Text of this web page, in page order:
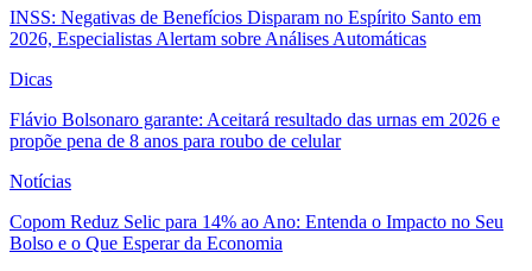
INSS: Negativas de Benefícios Disparam no Espírito Santo em
2026, Especialistas Alertam sobre Análises Automáticas
Dicas
Flávio Bolsonaro garante: Aceitará resultado das urnas em 2026 e
propõe pena de 8 anos para roubo de celular
Notícias
Copom Reduz Selic para 14% ao Ano: Entenda o Impacto no Seu
Bolso e o Que Esperar da Economia